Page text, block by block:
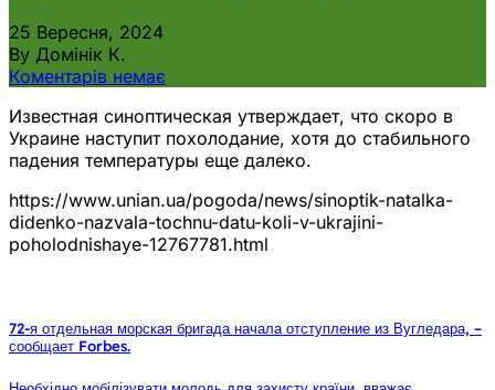
25 Вересня, 2024
By Домінік К.
Коментарів немає
Известная синоптическая утверждает, что скоро в
Украине наступит похолодание, хотя до стабильного
падения температуры еще далеко.
https://www.unian.ua/pogoda/news/sinoptik-natalka-
didenko-nazvala-tochnu-datu-koli-v-ukrajini-
poholodnishaye-12767781.html
72-я отдельная морская бригада начала отступление из Вугледара, –
сообщает Forbes.